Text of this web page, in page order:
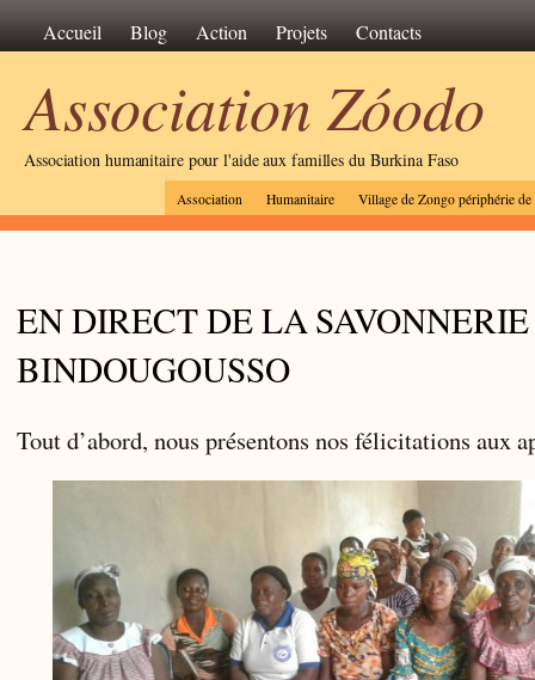
Accueil Blog Action Projets Contacts
Association Zóodo
Association humanitaire pour l'aide aux familles du Burkina Faso
Association Humanitaire Village de Zongo périphérie de
EN DIRECT DE LA
BINDOUGOUSSO
Tout d’abord, nous présentons nos félicitations aux